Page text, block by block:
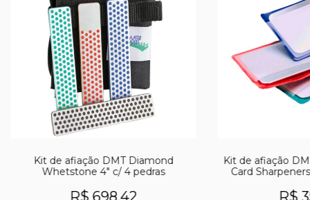
Kit de afiação DMT Diamond
Whetstone 4″ c/ 4 pedras
R$ 698,42
Kit de afiação
Card
R$